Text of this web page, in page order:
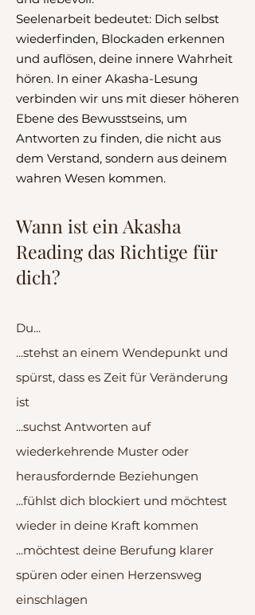
Seelenarbeit bedeutet: Dich selbst
wiederfinden, Blockaden erkennen
und auflösen, deine innere Wahrheit
hören. In einer Akasha-Lesung
verbinden wir uns mit dieser höheren
Ebene des Bewusstseins, um
Antworten zu finden, die nicht aus
dem Verstand, sondern aus deinem
wahren Wesen kommen.
Wann ist ein Akasha
Reading das Richtige für
dich?
Du...
...stehst an einem Wendepunkt und
spürst, dass es Zeit für Veränderung
ist
...suchst Antworten auf
wiederkehrende Muster oder
herausfordernde Beziehungen
...fühlst dich blockiert und möchtest
wieder in deine Kraft kommen
...möchtest deine Berufung klarer
spüren oder einen Herzensweg
einschlagen